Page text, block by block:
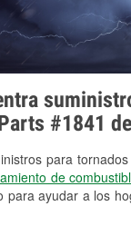
#1841
para
de
para ayudar a los